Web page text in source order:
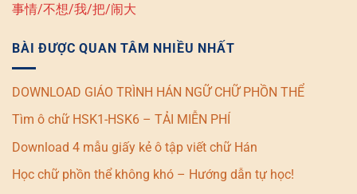
事情/不想/我/把/闹大
BÀI ĐƯỢC QUAN TÂM NHIỀU NHẤT
DOWNLOAD GIÁO TRÌNH HÁN NGỮ CHỮ PHỒN THỂ
Tìm ô chữ HSK1-HSK6 – TẢI MIỄN PHÍ
Download 4 mẫu giấy kẻ ô tập viết chữ Hán
Học chữ phồn thể không khó – Hướng dẫn tự học!